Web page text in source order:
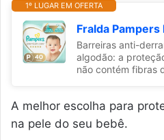
1º LUGAR EM OFERTA
Barreiras anti-
algodão: a
não contém fibras
A melhor escolha para
na pele do seu bebê.